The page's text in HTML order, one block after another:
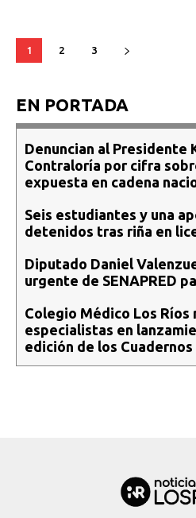
1 2 3
EN PORTADA
Denuncian al Presidente
Contraloría por cifra
expuesta en cadena
Seis estudiantes y una
detenidos tras riña en
Diputado Daniel
urgente de SENAPRED
Colegio Médico Los Ríos
especialistas en
edición de los